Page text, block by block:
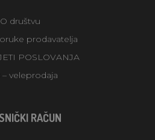
O društvu
prodavatelja
POSLOVANJA
– veleprodaja
RAČUN